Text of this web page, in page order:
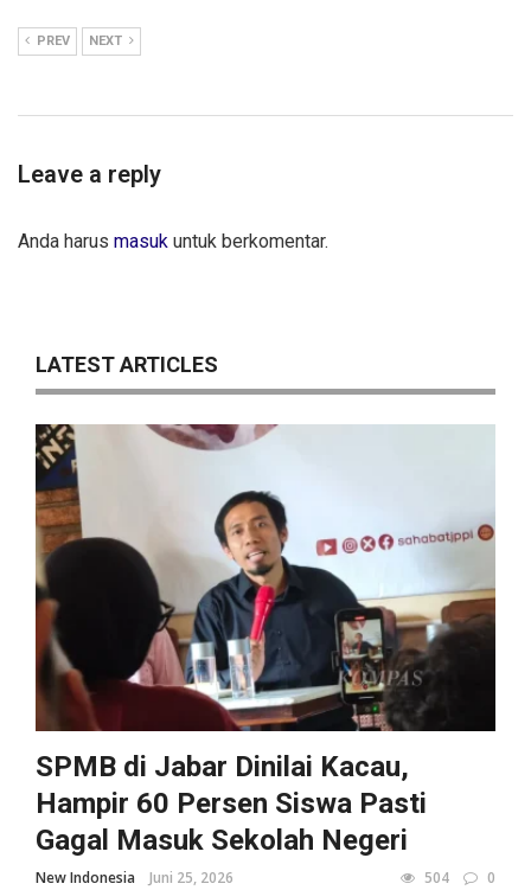
PREV NEXT
Leave a reply
Anda harus masuk untuk berkomentar.
LATEST ARTICLES
SPMB di Jabar Dinilai Kacau,
Hampir 60 Persen Siswa Pasti
Gagal Masuk Sekolah Negeri
New Indonesia Juni 25, 2026 504 0